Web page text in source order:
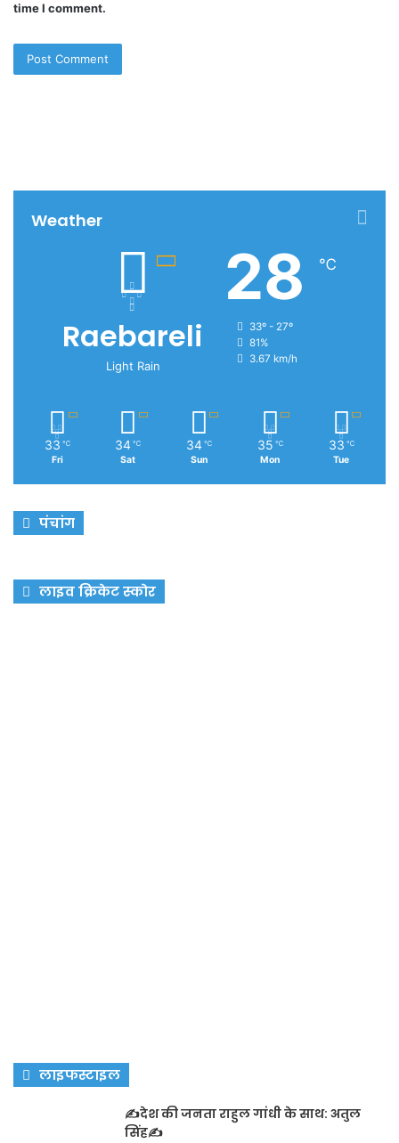
time I comment.
Weather
Raebareli
Light Rain
28 ℃
33º - 27º
81%
3.67 km/h
33 ℃
Fri
34 ℃
Sat
34 ℃
Sun
35 ℃
Mon
33 ℃
Tue
पंचांग
लाइव क्रिकेट स्कोर
लाइफस्टाइल
✍️देश की जनता राहुल गांधी के साथ: अतुल
सिंह✍️